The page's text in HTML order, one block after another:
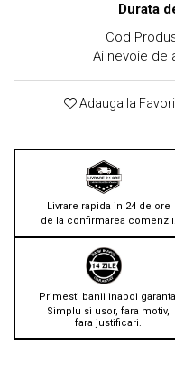
Durata
Cod
Ai nevoie de
Adauga la
Livrare rapida in 24 de ore
de la confirmarea comenzii.
Primesti banii inapoi
Simplu si usor, fara motiv,
fara justificari.